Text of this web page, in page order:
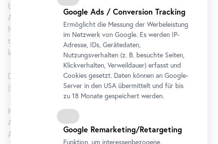
bezieht sich auf eine Aussage des UNO-Generalsekretärs
António Guterres zum Sommer 2023 als heißestem seit
Messbeginn: „
Thedog days of summer are not just barking,
they are biting.“ Die Arbeiten Oliver Resslers sind
kämpferisch und von beißender Relevanz.
Die Ausstellung ist ein Beitrag des Belvedere zurKlima
Biennale Wien
Kuratiert von Luisa Ziaja.
Assistenzkuratorinnen: Theresa Dann-Freyenschlag und
Andrea Kopranovic
Google Ads / Conversion Tracking
Ermöglicht die Messung der Werbeleistung
im Netzwerk von Google. Es werden IP-
Adresse, IDs, Gerätedaten,
Nutzungsverhalten (z. B. besuchte Seiten,
Klickverhalten, Verweildauer) erfasst und
Cookies gesetzt. Daten können an Google-
Server in den USA übermittelt und für bis
zu 18 Monate gespeichert werden.
Google Remarketing/Retargeting
Funktion, um interessenbezogene,